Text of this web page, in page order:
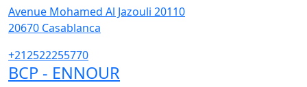
Avenue Mohamed Al Jazouli 20110
20670 Casablanca
+212522255770
BCP - ENNOUR